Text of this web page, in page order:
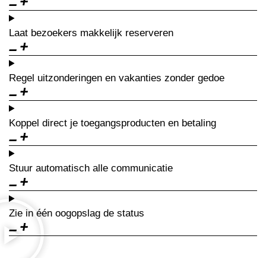
Laat bezoekers makkelijk reserveren
Regel uitzonderingen en vakanties zonder gedoe
Koppel direct je toegangsproducten en betaling
Stuur automatisch alle communicatie
Zie in één oogopslag de status